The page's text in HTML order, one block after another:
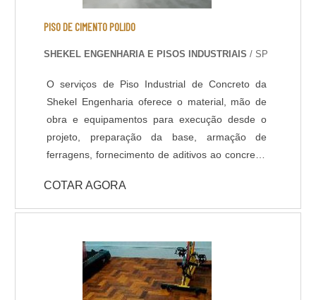
PISO DE CIMENTO POLIDO
SHEKEL ENGENHARIA E PISOS INDUSTRIAIS / SP
O serviços de Piso Industrial de Concreto da
Shekel Engenharia oferece o material, mão de
obra e equipamentos para execução desde o
projeto, preparação da base, armação de
ferragens, fornecimento de aditivos ao concreto,
acabamento (polido, float, vassourado,
desempenado, etc.) e corte das juntas. Todo
Concreto tem acompanhamento de engenheiro
civil responsável, que administra as etapas de
execução do piso de acordo com projeto
fornecido pelo cliente. A pavimentação de
COTAR AGORA